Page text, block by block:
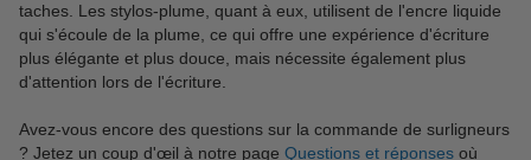
taches. Les stylos-plume, quant à eux, utilisent de l'encre liquide
qui s'écoule de la plume, ce qui offre une expérience d'écriture
plus élégante et plus douce, mais nécessite également plus
d'attention lors de l'écriture.
Avez-vous encore des questions sur la commande de surligneurs
? Jetez un coup d'œil à notre page Questions et réponses où